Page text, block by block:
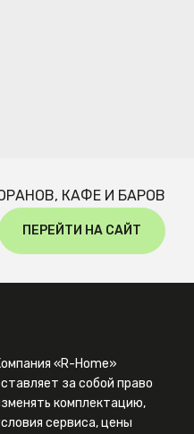
КАФЕ И БАРОВ
ПЕРЕЙТИ НА САЙТ
«R-Home»
за собой право
комплектацию,
сервиса, цены